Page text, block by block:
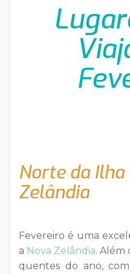
Norte da Ilha
Zelândia
Fevereiro é uma
a Nova Zelândia. Além
quentes do ano,